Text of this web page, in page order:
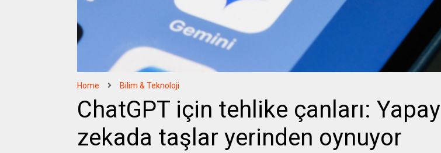
Home Bilim & Teknoloji
ChatGPT için tehlike çanları: Yapay
zekada taşlar yerinden oynuyor